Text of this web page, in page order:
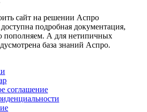
сайт на решении Аспро
подробная документация,
пополняем. А для нетипичных
база знаний Аспро.
соглашение